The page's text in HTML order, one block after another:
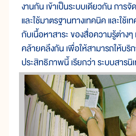
งานกัน เข้าเป็นระบบเดียวกัน การ
และใช้มาตรฐานทางเทคนิค และใช้เ
กับเนื้อหาสาระ ของสื่อความรู้ต่าง
คล้ายคลึงกัน เพื่อให้สามารถให้บริ
ประสิทธิภาพนี้ เรียกว่า ระบบสารนิ